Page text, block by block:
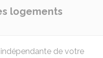
logements
de votre